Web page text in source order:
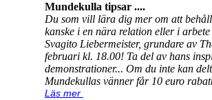
Mundekulla tipsar ....
Du som vill lära dig mer om att
kanske i en nära relation eller i
Svagito Liebermeister, grundare av
februari kl. 18.00! Ta del av hans
demonstrationer... Om du inte kan
Mundekullas vänner får 10 euro
Läs mer